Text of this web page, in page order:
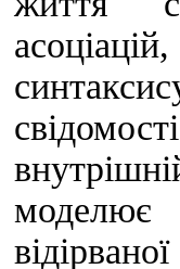
моделює